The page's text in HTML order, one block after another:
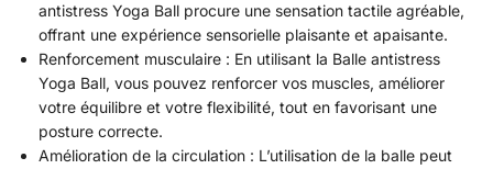
antistress Yoga Ball procure une sensation tactile agréable,
offrant une expérience sensorielle plaisante et apaisante.
Renforcement musculaire : En utilisant la Balle antistress
Yoga Ball, vous pouvez renforcer vos muscles, améliorer
votre équilibre et votre flexibilité, tout en favorisant une
posture correcte.
Amélioration de la circulation : L’utilisation de la balle peut